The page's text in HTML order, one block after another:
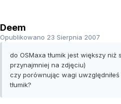
Deem
Opublikowano 23 Sierpnia 2007
do OSMaxa tłumik jest większy niż
przynajmniej na zdjęciu)
czy porównując wagi
tłumik?